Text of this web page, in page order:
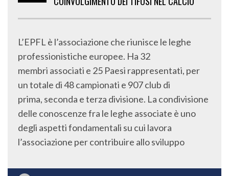
L’EPFL è l’associazione che riunisce le leghe
professionistiche europee. Ha 32
membri associati e 25 Paesi rappresentati, per
un totale di 48 campionati e 907 club di
prima, seconda e terza divisione. La condivisione
delle conoscenze fra le leghe associate è uno
degli aspetti fondamentali su cui lavora
l’associazione per contribuire allo sviluppo